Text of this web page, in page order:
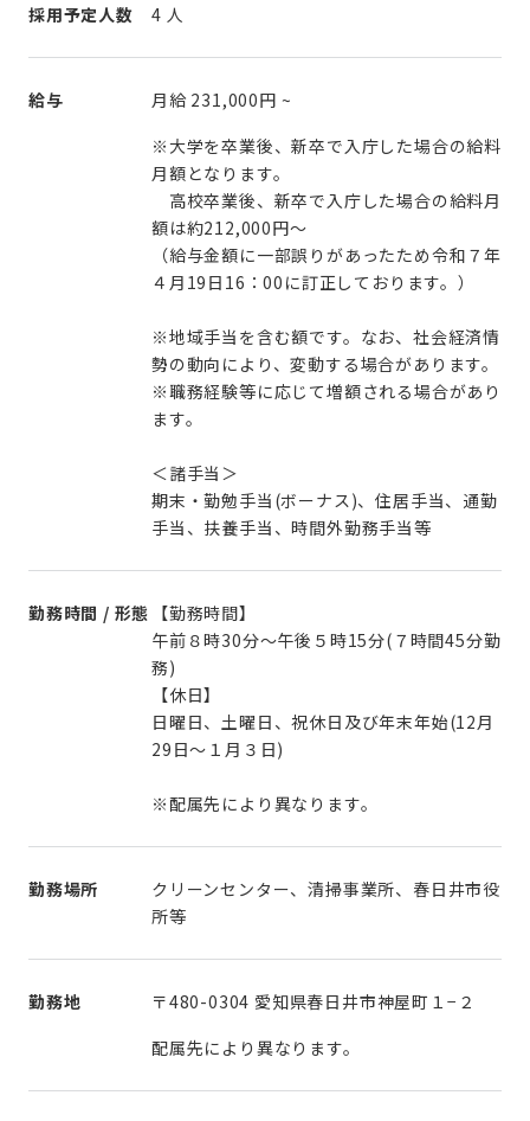
採用予定人数 4 人
給与 月給 231,000円 ~
※大学を卒業後、新卒で入庁した場合の給料
月額となります。
高校卒業後、新卒で入庁した場合の給料月
額は約212,000円～
（給与金額に一部誤りがあったため令和７年
４月19日16：00に訂正しております。）
※地域手当を含む額です。なお、社会経済情
勢の動向により、変動する場合があります。
※職務経験等に応じて増額される場合があり
ます。
＜諸手当＞
期末・勤勉手当(ボーナス)、住居手当、通勤
手当、扶養手当、時間外勤務手当等
勤務時間 / 形態 【勤務時間】
午前８時30分～午後５時15分(７時間45分勤
務)
【休日】
日曜日、土曜日、祝休日及び年末年始(12月
29日～１月３日)
※配属先により異なります。
勤務場所
クリーンセンター、清掃事業所、春日井市役
所等
勤務地
〒480-0304 愛知県春日井市神屋町１−２
配属先により異なります。